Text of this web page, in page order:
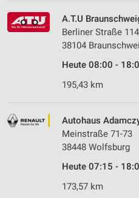
A.T.U
Berliner Straße 114
38104
Heute 08:00 -
195,43 km
Autohaus
Meinstraße 71-73
38448 Wolfsburg
Heute 07:15 -
173,57 km